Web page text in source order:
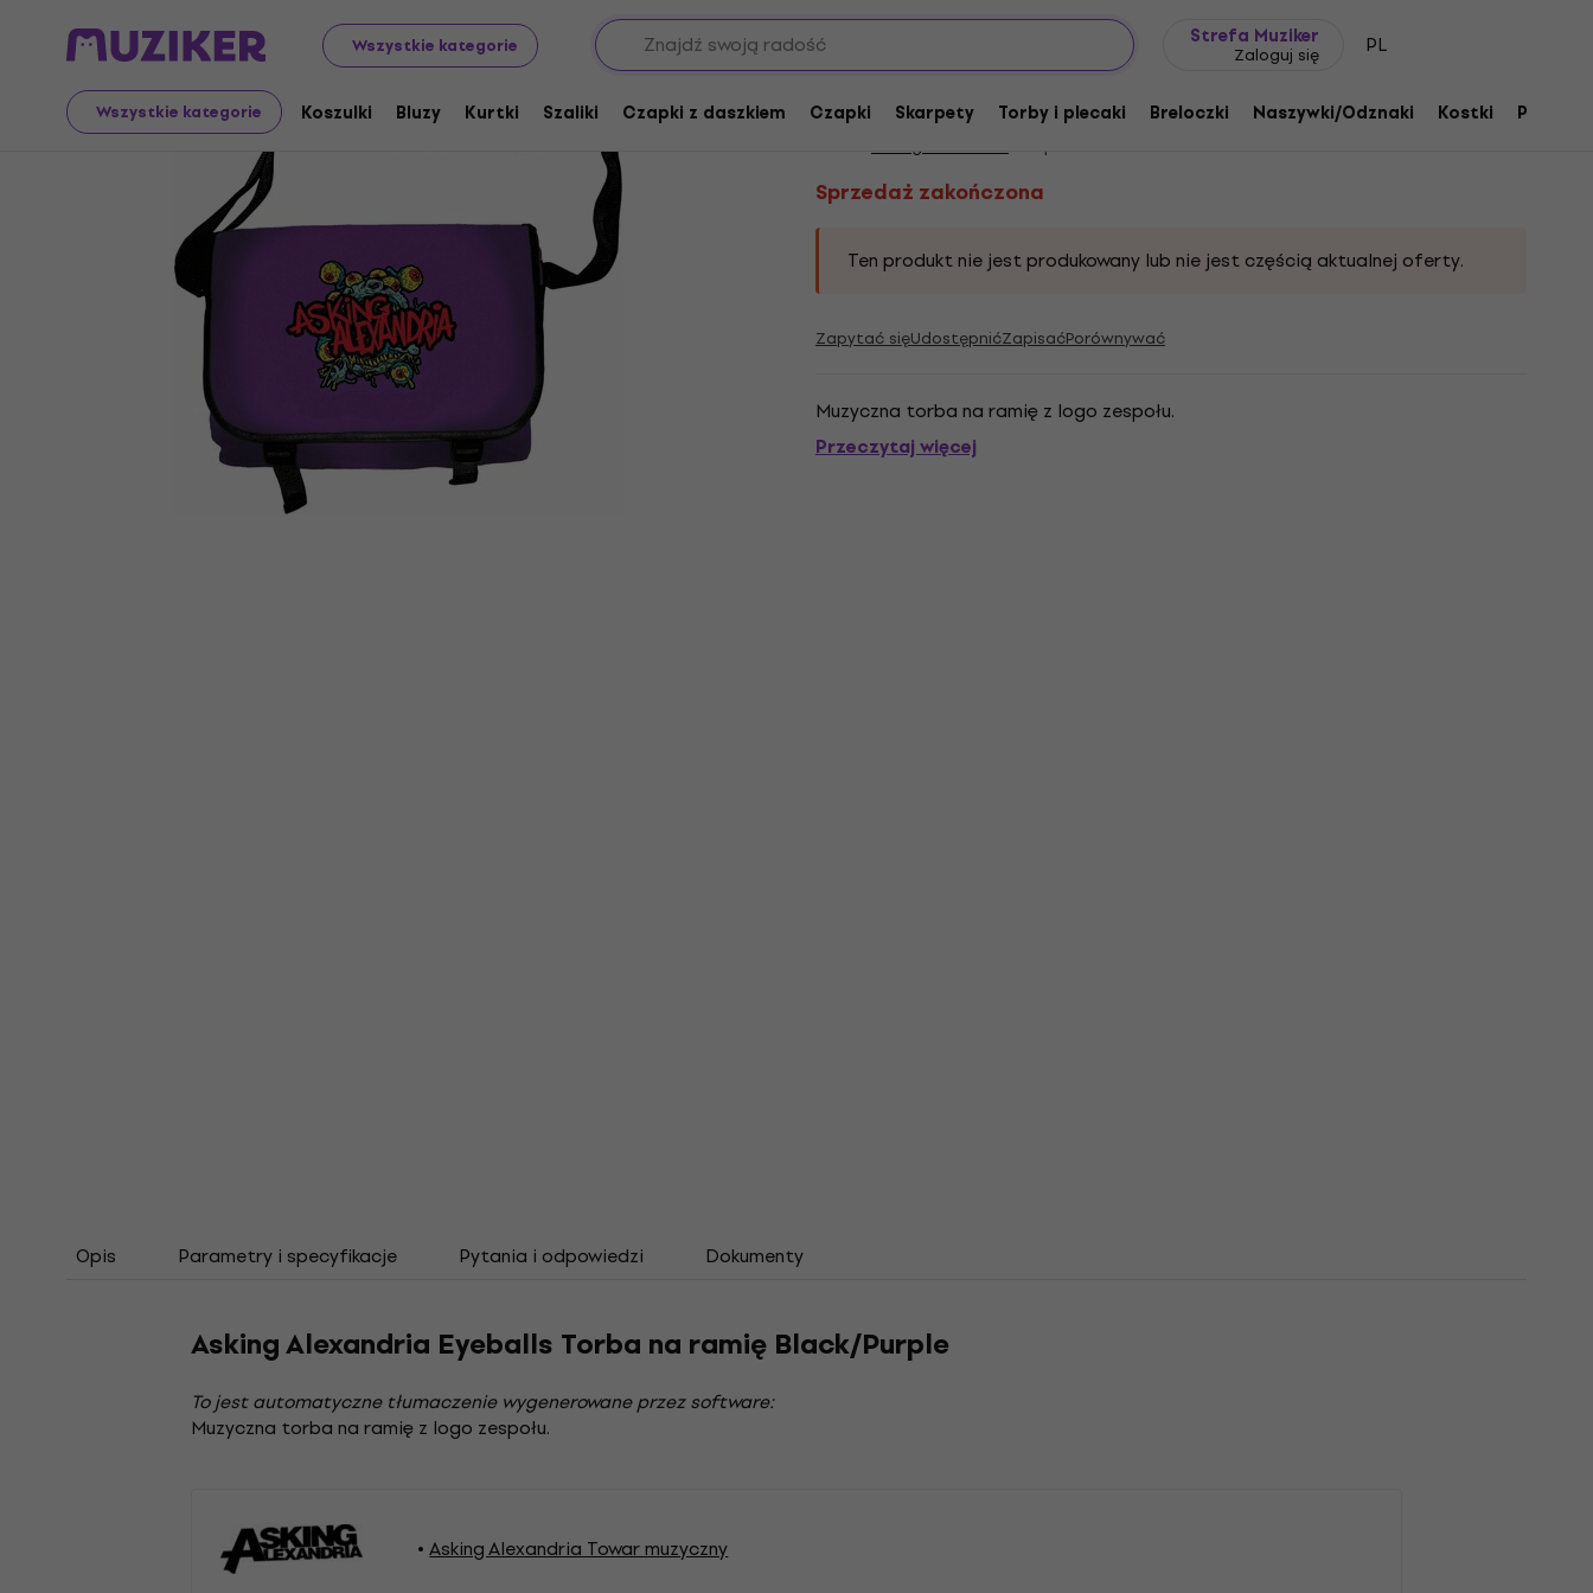
Wszystkie kategorie
Strefa Muziker
Zaloguj się PL
Wszystkie kategorie Koszulki Bluzy Kurtki Szaliki Czapki z daszkiem Czapki Skarpety Torby i plecaki Breloczki Naszywki/Odznaki Kostki Prezenty
Merch Towar muzyczny Torby i plecaki
Sprzedaż zakończona
Sprzedaż zakończona
Asking Alexandria Eyeballs Torba na ramię Black/Purple
Asking Alexandria Kod produktu:
Sprzedaż zakończona
Ten produkt nie jest produkowany lub nie jest częścią aktualnej oferty.
Zapytać sięUdostępnićZapisaćPorównywać
Muzyczna torba na ramię z logo zespołu.
Przeczytaj więcej
Opis Parametry i specyfikacje Pytania i odpowiedzi Dokumenty
Asking Alexandria Eyeballs Torba na ramię Black/Purple
To jest automatyczne tłumaczenie wygenerowane przez software:
Muzyczna torba na ramię z logo zespołu.
Asking Alexandria Towar muzyczny